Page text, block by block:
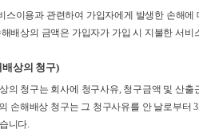
스이용과 관련하여 가입자에게 발생한 손해
배상의 금액은 가입자가 가입 시 지불한 서
배상의 청구)
의 청구는 회사에 청구사유, 청구금액 및 산
손해배상 청구는 그 청구사유를 안 날로부
니다.